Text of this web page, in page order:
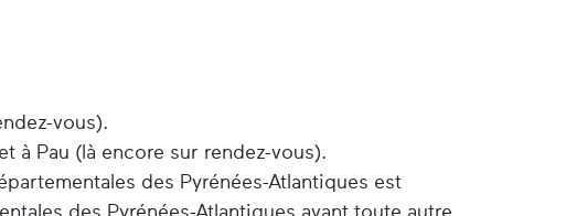
vous).
à Pau (là encore sur rendez-vous).
des Pyrénées-Atlantiques est
des Pyrénées-Atlantiques avant toute autre